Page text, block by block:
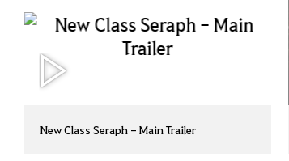
New Class Seraph - Main Trailer